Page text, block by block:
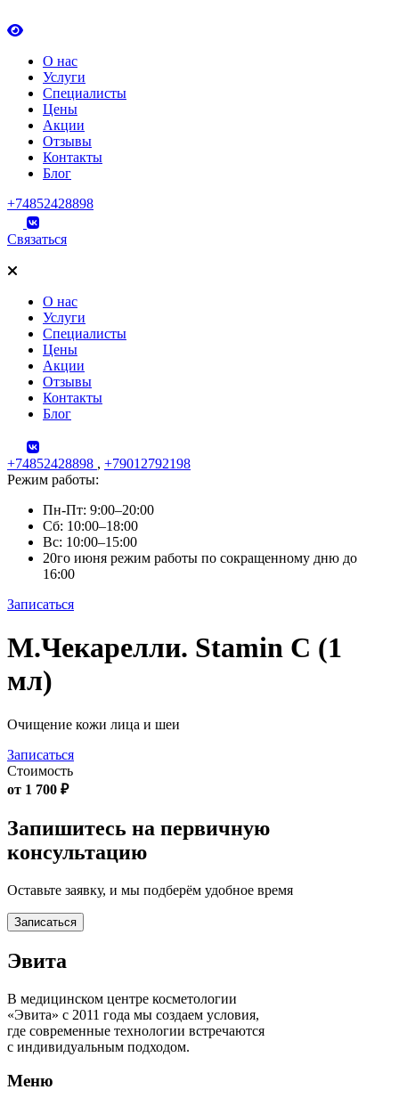
О нас
Услуги
Специалисты
Цены
Акции
Отзывы
Контакты
Блог
+74852428898
Связаться
О нас
Услуги
Специалисты
Цены
Акции
Отзывы
Контакты
Блог
+74852428898 , +79012792198
Режим работы:
Пн-Пт: 9:00–20:00
Сб: 10:00–18:00
Вс: 10:00–15:00
20го июня режим работы по сокращенному дню до
16:00
Записаться
Skip
to
content
М.Чекарелли. Stamin C (1
мл)
Очищение кожи лица и шеи
Записаться
Стоимость
от 1 700 ₽
Запишитесь на первичную
консультацию
Оставьте заявку, и мы подберём удобное время
Записаться
Эвита
В медицинском центре косметологии
«Эвита» с 2011 года мы создаем условия,
где современные технологии встречаются
с индивидуальным подходом.
Меню